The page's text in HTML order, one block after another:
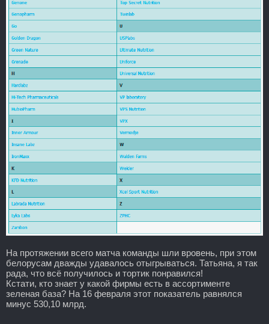
На протяжении всего матча команды шли вровень, при этом
белорусам дважды удавалось отыгрываться. Татьяна, я так
рада, что всё получилось и тортик понравился!
Кстати, кто знает у какой фирмы есть в ассортименте
зеленая база? На 16 февраля этот показатель равнялся
минус 530,10 млрд.